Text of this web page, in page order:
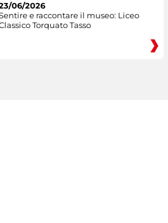
06/2026
e raccontare il museo: Liceo
Torquato Tasso